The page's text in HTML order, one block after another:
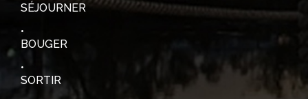
SÉJOURNER
BOUGER
SORTIR